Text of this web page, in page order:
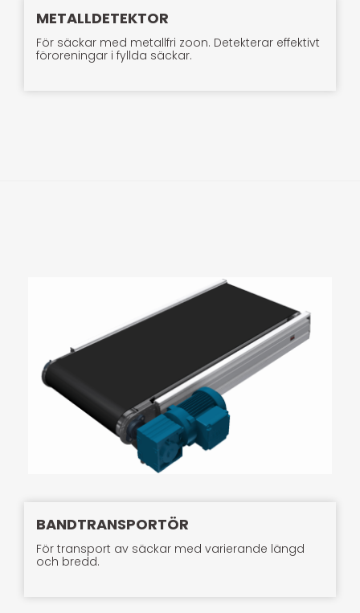
METALLDETEKTOR
För säckar med metallfri zoon. Detekterar effektivt
föroreningar i fyllda säckar.
BANDTRANSPORTÖR
För transport av säckar med varierande längd
och bredd.